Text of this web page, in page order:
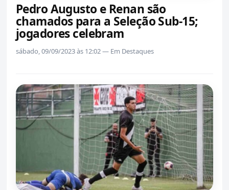
Pedro Augusto e Renan são
chamados para a Seleção Sub-15;
jogadores celebram
sábado, 09/09/2023 às 12:02 — Em Destaques